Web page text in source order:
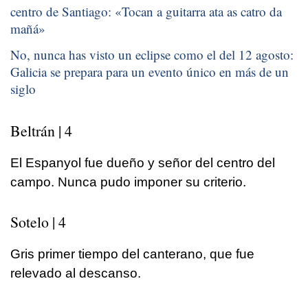
centro de Santiago: «Tocan a guitarra ata as catro da
mañá»
No, nunca has visto un eclipse como el del 12 agosto:
Galicia se prepara para un evento único en más de un
siglo
Beltrán | 4
El Espanyol fue dueño y señor del centro del
campo. Nunca pudo imponer su criterio.
Sotelo | 4
Gris primer tiempo del canterano, que fue
relevado al descanso.